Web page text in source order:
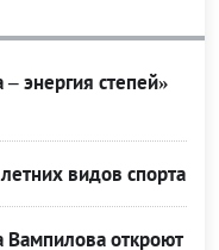
энергия степей»
видов спорта
Вампилова откроют